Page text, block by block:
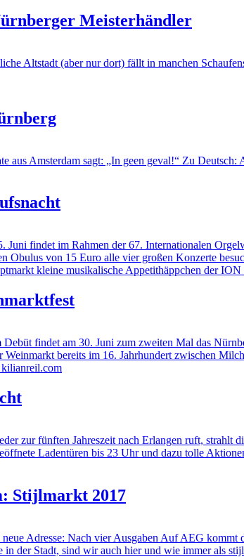
Meisterhändler
Altstadt (aber nur dort) fällt in manchen
aus Amsterdam sagt: „In geen geval!“ Zu Deutsch:
findet im Rahmen der 67. Internationalen
Obulus von 15 Euro alle vier großen Konzerte
kleine musikalische Appetithäppchen der ION
findet am 30. Juni zum zweiten Mal das
Weinmarkt bereits im 16. Jahrhundert zwischen
zur fünften Jahreszeit nach Erlangen ruft,
Ladentüren bis 23 Uhr und dazu tolle
Stijlmarkt 2017
Adresse: Nach vier Ausgaben Auf AEG
in der Stadt, sind wir auch hier und wie immer als